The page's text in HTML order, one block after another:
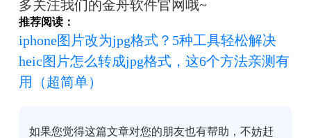
多关注我们的金舟软件官网哦~
推荐阅读：
iphone图片改为jpg格式？5种工具轻松解决
heic图片怎么转成jpg格式，这6个方法亲测有
用（超简单）
如果您觉得这篇文章对您的朋友也有帮助，不妨赶